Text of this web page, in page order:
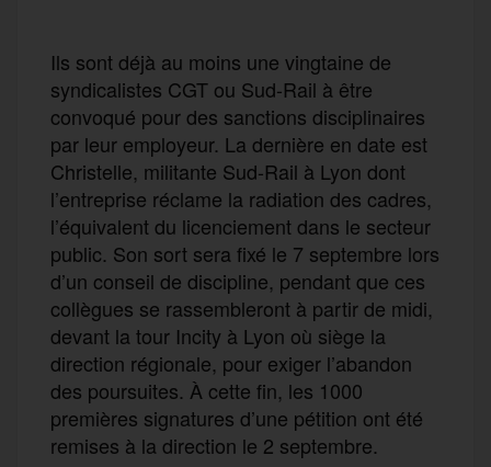
Ils sont déjà au moins une vingtaine de
syndicalistes CGT ou Sud-Rail à être
convoqué pour des sanctions disciplinaires
par leur employeur. La dernière en date est
Christelle, militante Sud-Rail à Lyon dont
l’entreprise réclame la radiation des cadres,
l’équivalent du licenciement dans le secteur
public. Son sort sera fixé le 7 septembre lors
d’un conseil de discipline, pendant que ces
collègues se rassembleront à partir de midi,
devant la tour Incity à Lyon où siège la
direction régionale, pour exiger l’abandon
des poursuites. À cette fin, les 1000
premières signatures d’une pétition ont été
remises à la direction le 2 septembre.